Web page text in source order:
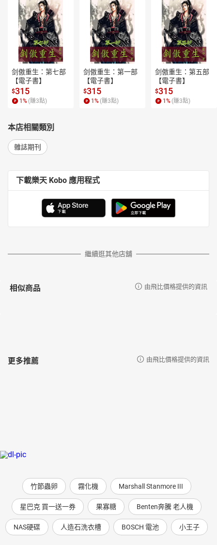
剑傲重生：第七部
【電子書】
$315
1 % (賺3點)
剑傲重生：第一部
【電子書】
$315
1 % (賺3點)
剑傲重生：第五部
【電子書】
$315
1 % (賺3點)
本店相關類別
雜誌期刊
下載樂天 Kobo 應用程式
繼續逛其他店舖
相似商品 由飛比價格提供的資訊
更多推薦 由飛比價格提供的資訊
竹節蟲卵 霧化機 Marshall Stanmore III
星巴克 買一送一券 果寡糖 Benten奔騰 老人機
NAS硬碟 人造石洗衣槽 BOSCH 電池 小王子